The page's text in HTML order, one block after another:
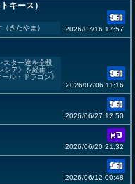
キース）
きたやま） 2026/07/16 17:57
スター達を全投
シア》を経由し
ル・ドラゴン》
2026/07/06 11:16
2026/06/27 12:50
2026/06/20 21:32
2026/06/12 00:48